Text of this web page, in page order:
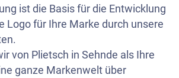
ist die Basis für die Entwicklung
Logo für Ihre Marke durch unsere
von Plietsch in Sehnde als Ihre
ganze Markenwelt über